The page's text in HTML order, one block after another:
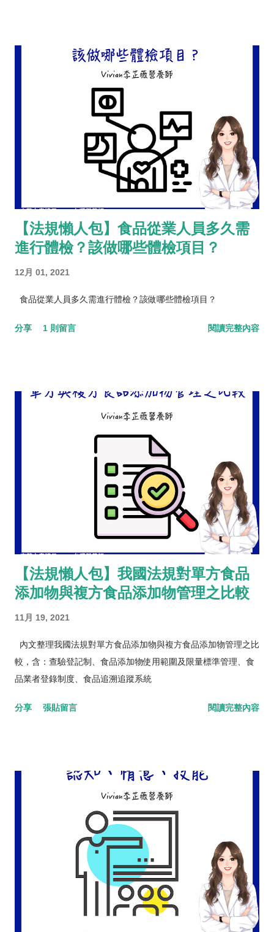
【法規懶人包】食品從業人員多久需
進行體檢？該做哪些體檢項目？
12月 01, 2021
食品從業人員多久需進行體檢？該做哪些體檢項目？
分享 1 則留言 閱讀完整內容
【法規懶人包】我國法規對單方食品
添加物與複方食品添加物管理之比較
11月 19, 2021
內文整理我國法規對單方食品添加物與複方食品添加物管理之比
較，含：查驗登記制、食品添加物使用範圍及限量標準管理、食
品業者登錄制度、食品追溯追蹤系統
分享 張貼留言 閱讀完整內容